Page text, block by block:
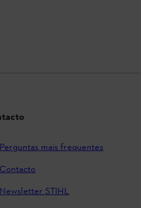
Perguntas mais frequentes
Contacto
Newsletter STIHL